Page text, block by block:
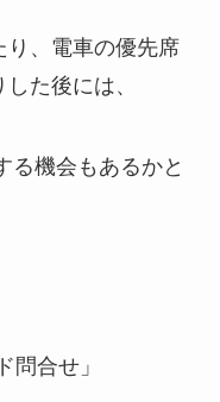
り、電車の優先席
た後には、
る機会もあるかと
合せ」